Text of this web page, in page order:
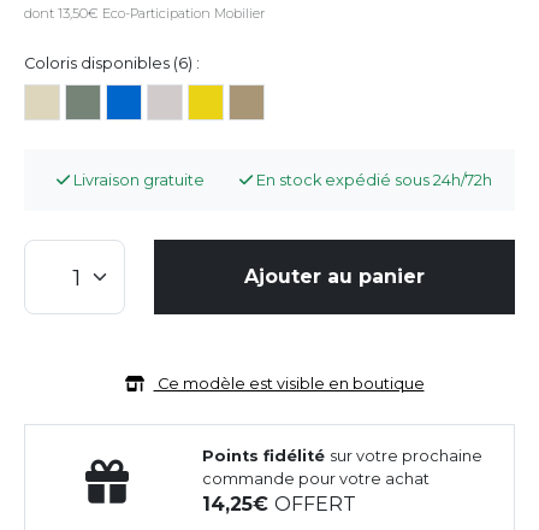
dont 13,50€ Eco-Participation Mobilier
Coloris disponibles (6) :
Livraison gratuite En stock expédié sous 24h/72h
Ajouter au panier
Ce modèle est visible en boutique
Points fidélité sur votre prochaine
commande pour votre achat
14,25OFFERT